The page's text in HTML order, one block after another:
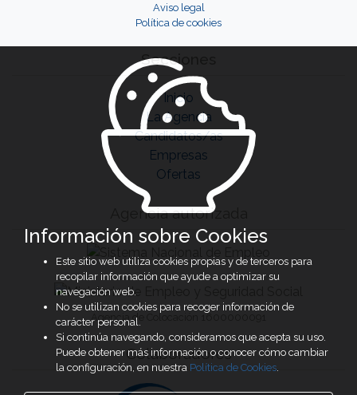
Aviso legal
Política de cookies
Secciones
Inicio
La Agencia
Candidatos/as
Empresas
Ofertas
Agencia autorizada
Agencia de Colocación 1600000091
Colaboradores
Información sobre Cookies
Este sitio web utiliza cookies propias y de terceros para
recopilar información que ayude a optimizar su
navegación web.
No se utilizan cookies para recoger información de
carácter personal.
Si continúa navegando, consideramos que acepta su uso.
Puede obtener más información o conocer cómo cambiar
la configuración, en nuestra Política de Cookies.